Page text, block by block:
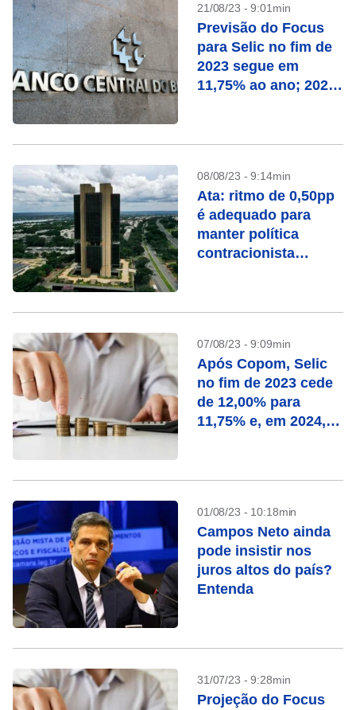
21/08/23 - 9:01min
Previsão do Focus
para Selic no fim de
2023 segue em
11,75% ao ano; 2024
08/08/23 - 9:14min
Ata: ritmo de 0,50pp
é adequado para
manter política
contracionista
07/08/23 - 9:09min
Após Copom, Selic
no fim de 2023 cede
de 12,00% para
11,75% e, em 2024,
01/08/23 - 10:18min
Campos Neto ainda
pode insistir nos
juros altos do país?
Entenda
31/07/23 - 9:28min
Projeção do Focus